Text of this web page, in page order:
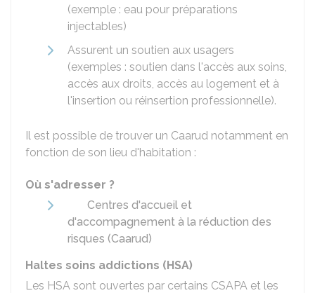
(exemple : eau pour préparations
injectables)
Assurent un soutien aux usagers
(exemples : soutien dans l'accès aux soins,
accès aux droits, accès au logement et à
l'insertion ou réinsertion professionnelle).
Il est possible de trouver un Caarud notamment en
fonction de son lieu d'habitation :
Où s'adresser ?
Centres d'accueil et
d'accompagnement à la réduction des
risques (Caarud)
Haltes soins addictions (HSA)
Les HSA sont ouvertes par certains CSAPA et les